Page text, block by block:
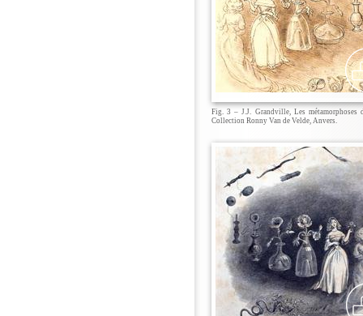
Fig. 3 – J.J. Grandville, Les métamorphoses
Collection Ronny Van de Velde, Anvers.